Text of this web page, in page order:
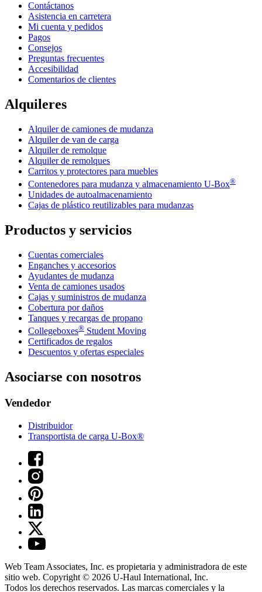
Contáctanos
Asistencia en carretera
Mi cuenta y pedidos
Pagos
Consejos
Preguntas frecuentes
Accesibilidad
Comentarios de clientes
Alquileres
Alquiler de camiones de mudanza
Alquiler de van de carga
Alquiler de remolque
Alquiler de remolques
Carritos y protectores para muebles
Contenedores para mudanza y almacenamiento U-Box®
Unidades de autoalmacenamiento
Cajas de plástico reutilizables para mudanzas
Productos y servicios
Cuentas comerciales
Enganches y accesorios
Ayudantes de mudanza
Venta de camiones usados
Cajas y suministros de mudanza
Cobertura por daños
Tanques y recargas de propano
Collegeboxes® Student Moving
Certificados de regalos
Descuentos y ofertas especiales
Asociarse con nosotros
Vendedor
Distribuidor
Transportista de carga U-Box®
Web Team Associates, Inc. es propietaria y administradora de este
sitio web. Copyright © 2026 U-Haul International, Inc.
Todos los derechos reservados. Las marcas comerciales y la